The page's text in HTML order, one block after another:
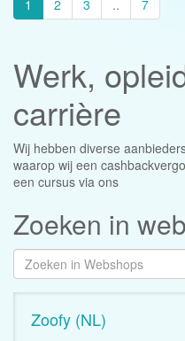
1 2 3 .. 7
Werk,
carrière
Wij hebben diverse
waarop wij een
een cursus via ons
Zoeken in
Zoofy (NL)